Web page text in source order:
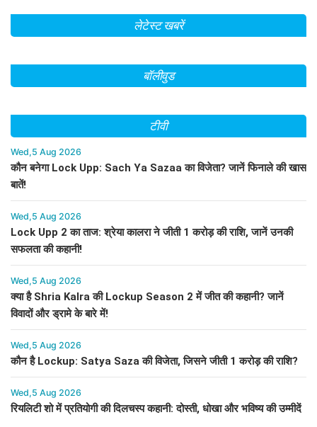
लेटेस्ट खबरें
बॉलीवुड
टीवी
Wed,5 Aug 2026
कौन बनेगा Lock Upp: Sach Ya Sazaa का विजेता? जानें फिनाले की खास
बातें!
Wed,5 Aug 2026
Lock Upp 2 का ताज: श्रेया कालरा ने जीती 1 करोड़ की राशि, जानें उनकी
सफलता की कहानी!
Wed,5 Aug 2026
क्या है Shria Kalra की Lockup Season 2 में जीत की कहानी? जानें
विवादों और ड्रामे के बारे में!
Wed,5 Aug 2026
कौन है Lockup: Satya Saza की विजेता, जिसने जीती 1 करोड़ की राशि?
Wed,5 Aug 2026
रियलिटी शो में प्रतियोगी की दिलचस्प कहानी: दोस्ती, धोखा और भविष्य की उम्मीदें